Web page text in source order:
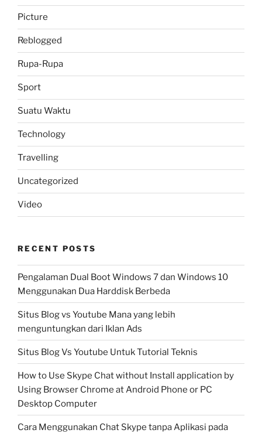
Picture
Reblogged
Rupa-Rupa
Sport
Suatu Waktu
Technology
Travelling
Uncategorized
Video
RECENT POSTS
Pengalaman Dual Boot Windows 7 dan Windows 10
Menggunakan Dua Harddisk Berbeda
Situs Blog vs Youtube Mana yang lebih
menguntungkan dari Iklan Ads
Situs Blog Vs Youtube Untuk Tutorial Teknis
How to Use Skype Chat without Install application by
Using Browser Chrome at Android Phone or PC
Desktop Computer
Cara Menggunakan Chat Skype tanpa Aplikasi pada